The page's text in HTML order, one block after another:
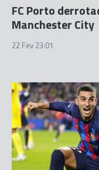
FC Porto
Manchester City
22 Fev 23:01